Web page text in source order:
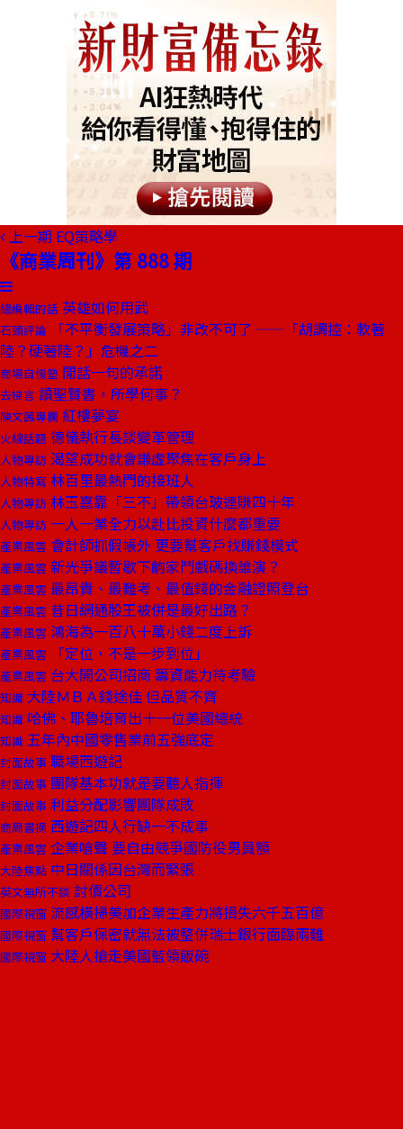
上一期 EQ策略學
《商業周刊》第 888 期
總編輯的話 英雄如何用武
石頭評論
「不平衡發展策略」非改不可了 ——「胡調控：軟著
陸？硬著陸？」危機之二
商場自慢塾 閒話一句的承諾
去梯言 讀聖賢書，所學何事？
陳文茜專欄 紅樓夢宴
火線話題 德儀執行長談變革管理
人物專訪 渴望成功就會謙虛聚焦在客戶身上
人物特寫 林百里最熱門的接班人
人物專訪 林玉嘉靠「三不」帶領台玻連賺四十年
人物專訪 一人一業全力以赴比投資什麼都重要
產業風雲 會計師抓假帳外 更要幫客戶找賺錢模式
產業風雲 新光爭議暫歇下齣家鬥戲碼換誰演？
產業風雲 最昂貴、最難考、最值錢的金融證照登台
產業風雲 昔日網通股王被併是最好出路？
產業風雲 鴻海為一百八十萬小錢二度上訴
產業風雲 「定位，不是一步到位」
產業風雲 台大開公司招商 籌資能力待考驗
知識 大陸ＭＢＡ錢途佳 但品質不齊
知識 哈佛、耶魯培育出十一位美國總統
知識 五年內中國零售業前五強底定
封面故事 職場西遊記
封面故事 團隊基本功就是要聽人指揮
封面故事 利益分配影響團隊成敗
商周書摘 西遊記四人行缺一不成事
產業風雲 企業嗆聲 要自由競爭國防役男員額
大陸焦點 中日關係因台灣而緊張
英文無所不談 討債公司
國際視窗 流感橫掃美加企業生產力將損失六千五百億
國際視窗 幫客戶保密就無法被整併瑞士銀行面臨兩難
國際視窗 大陸人搶走美國藍領飯碗